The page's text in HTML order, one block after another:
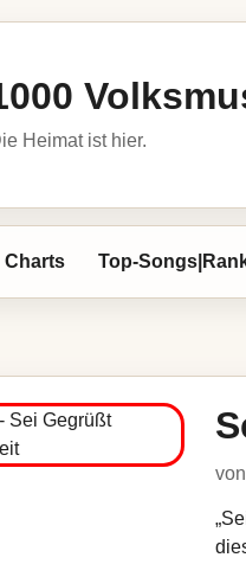
Heimat ist hier.
Charts Top-
von